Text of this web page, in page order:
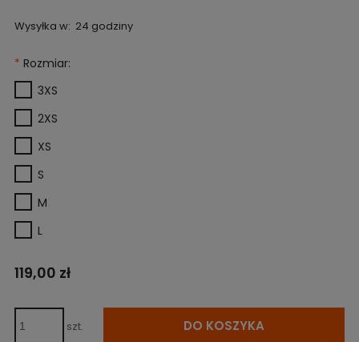
Wysyłka w: 24 godziny
* Rozmiar:
3XS
2XS
XS
S
M
L
119,00 zł
szt. DO KOSZYKA